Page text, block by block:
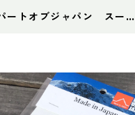
ートオブジャパン スーパ